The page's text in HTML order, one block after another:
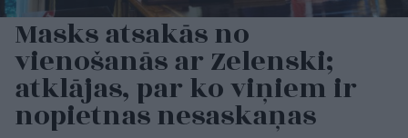
Masks atsakās no
vienošanās ar Zelenski;
atklājas, par ko viņiem ir
nopietnas nesaskaņas